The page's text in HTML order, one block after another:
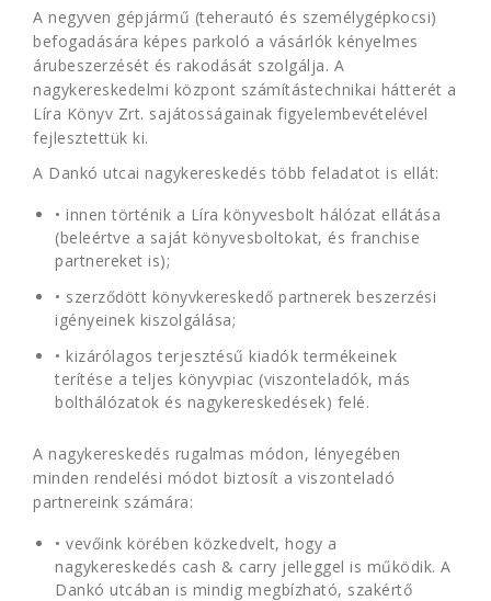
A negyven gépjármű (teherautó és személygépkocsi)
befogadására képes parkoló a vásárlók kényelmes
árubeszerzését és rakodását szolgálja. A
nagykereskedelmi központ számítástechnikai hátterét a
Líra Könyv Zrt. sajátosságainak figyelembevételével
fejlesztettük ki.
A Dankó utcai nagykereskedés több feladatot is ellát:
• innen történik a Líra könyvesbolt hálózat ellátása
(beleértve a saját könyvesboltokat, és franchise
partnereket is);
• szerződött könyvkereskedő partnerek beszerzési
igényeinek kiszolgálása;
• kizárólagos terjesztésű kiadók termékeinek
terítése a teljes könyvpiac (viszonteladók, más
bolthálózatok és nagykereskedések) felé.
A nagykereskedés rugalmas módon, lényegében
minden rendelési módot biztosít a viszonteladó
partnereink számára:
• vevőink körében közkedvelt, hogy a
nagykereskedés cash & carry jelleggel is működik. A
Dankó utcában is mindig megbízható, szakértő